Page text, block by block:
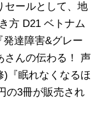
セールとして、地
方 D21 ベトナム
発達障害&グレー
さんの伝わる！ 声
)『眠れなくなるほ
の3冊が販売され